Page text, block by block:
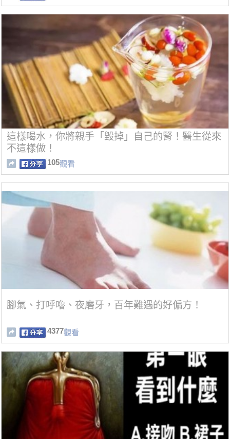
這樣喝水，你將親手「毀掉」自己的腎！醫生從來
不這樣做！
105觀看
腳氣、打呼嚕、夜磨牙，百年難遇的好偏方！
4377觀看